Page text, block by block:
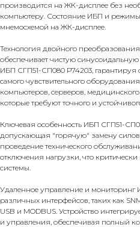
производится на ЖК-дисплее без
компьютеру. Состояние ИБП и
мнемосхемой на ЖК-дисплее.
Технология двойного
обеспечивает чистую
ИБП СГП51-СП080 Р74203, гарантируя
самого чувствительного
компьютеров, серверов,
которые требуют точного и
Ключевая особенность ИБП СГП51-
допускающая "горячую" замену
проведение технического
отключения нагрузки, что
системы.
Удаленное управление и
различных интерфейсов, таких как
USB и MODBUS. Устройство
и управления, обеспечивая полный